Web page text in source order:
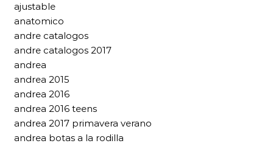
ajustable
anatomico
andre catalogos
andre catalogos 2017
andrea
andrea 2015
andrea 2016
andrea 2016 teens
andrea 2017 primavera verano
andrea botas a la rodilla